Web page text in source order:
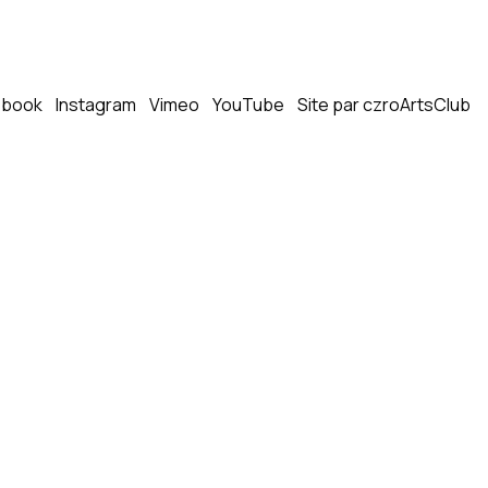
Instagram Vimeo YouTube Site par czroArtsClub